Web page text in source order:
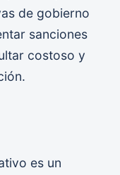
de gobierno
sanciones
costoso y
es un